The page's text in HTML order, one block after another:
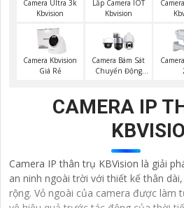
Camera Ultra 3k
Kbvision
Lắp Camera IOT
Kbvision
Camera Kbvision
Giá Rẻ
Camera Bám Sát
Chuyển Động
CAMERA IP
Camera IP thân trụ KBVision là giải
an ninh ngoài trời với thiết kế thân
rộng. Vỏ ngoài của camera được làm